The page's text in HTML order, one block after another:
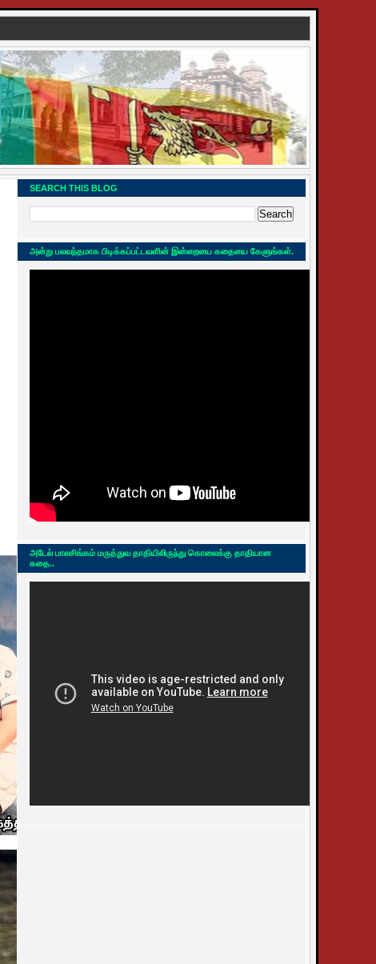
SEARCH THIS BLOG
அன்று பலவந்தமாக பிடிக்கப்பட்டவளின் இன்றையை கதையை கேளுங்கள்.
அடேல் பாலசிங்கம் மருத்துவ தாதியிலிருந்து கொலைக்கு தாதியான
கதை..